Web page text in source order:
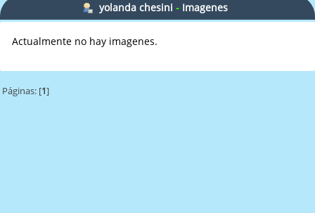
yolanda chesini - Imagenes
Actualmente no hay imagenes.
Páginas: [1]